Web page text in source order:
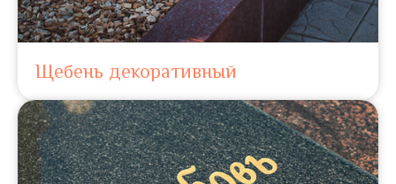
Щебень декоративный